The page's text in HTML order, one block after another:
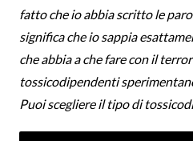
fatto che io abbia scritto le
significa che io sappia
che abbia a che fare con il
tossicodipendenti
Puoi scegliere il tipo di